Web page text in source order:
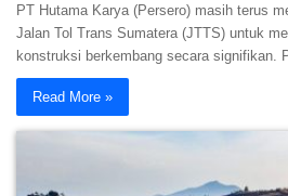
PT Hutama Karya (Persero) masih terus
Jalan Tol Trans Sumatera (JTTS) untuk
konstruksi berkembang secara signifikan.
Read More »